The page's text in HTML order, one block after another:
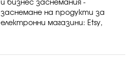
и бизнес заснемания -
заснемане на продукти за
електронни магазини: Etsy,
фотосесии - коледни